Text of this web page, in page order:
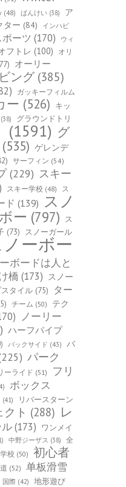
(48) ばんけい (38)
ア
ター (84)
インハビ
ーツ (170)
ウィ
フトレ (100)
オリ
オーリー
ング (385)
ガッキーフィルム
ー (526) キッ
(38)
グラウンドトリ
(1591) グ
(535) ゲレンデ
サーフィン (54)
(229) スキー
スキー学校 (48)
ス
ド (139) スノ
ー (797)
ス
(73)
スノーガール
ーボー
ボードは人と
橋 (173) スノー
タイル (75)
ター
チーム (50)
テク
ノーリー
ハーフパイプ
バックサイド (43)
バ
パーク
ーライド (51)
フリ
ボックス
(41)
リバースターン
ト (288) レ
(173) ワンメイ
中野ジーザス (38)
全
校 (50) 初心者
(52) 单板滑雪
国際 (42) 地形遊び